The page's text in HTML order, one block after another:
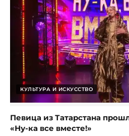
КУЛЬТУРА И ИСКУССТВО
Певица из Татарстана
«Ну-ка все вместе!»